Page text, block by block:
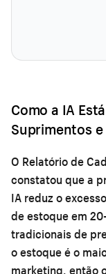
Como a IA
Suprimentos e
O Relatório de
constatou que a
IA reduz o
de estoque em
tradicionais de
o estoque é o
marketing, então